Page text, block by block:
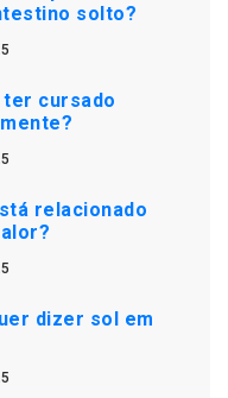
solto?
ter cursado
relacionado
dizer sol em